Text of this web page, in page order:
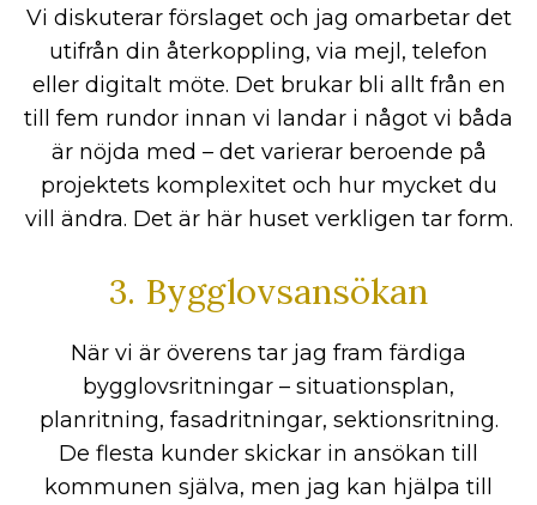
Vi diskuterar förslaget och jag omarbetar det
utifrån din återkoppling, via mejl, telefon
eller digitalt möte. Det brukar bli allt från en
till fem rundor innan vi landar i något vi båda
är nöjda med – det varierar beroende på
projektets komplexitet och hur mycket du
vill ändra. Det är här huset verkligen tar form.
3. Bygglovsansökan
När vi är överens tar jag fram färdiga
bygglovsritningar – situationsplan,
planritning, fasadritningar, sektionsritning.
De flesta kunder skickar in ansökan till
kommunen själva, men jag kan hjälpa till